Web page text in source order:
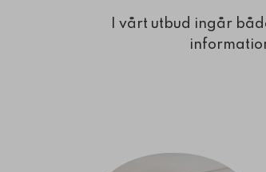
I vårt utbud ingår